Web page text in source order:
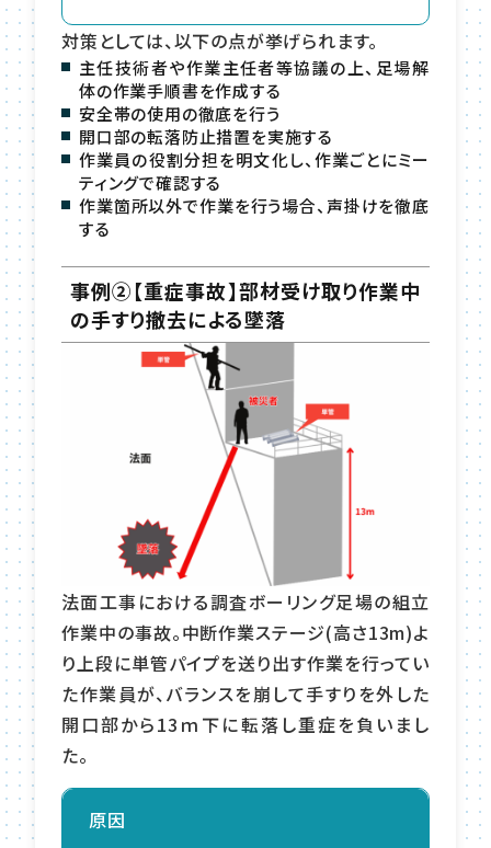
対策としては、以下の点が挙げられます。
主任技術者や作業主任者等協議の上、足場解
体の作業手順書を作成する
安全帯の使用の徹底を行う
開口部の転落防止措置を実施する
作業員の役割分担を明文化し、作業ごとにミー
ティングで確認する
作業箇所以外で作業を行う場合、声掛けを徹底
する
事例②【重症事故】部材受け取り作業中
の手すり撤去による墜落
法面工事における調査ボーリング足場の組立
作業中の事故。中断作業ステージ(高さ13m)よ
り上段に単管パイプを送り出す作業を行ってい
た作業員が、バランスを崩して手すりを外した
開口部から13ｍ下に転落し重症を負いまし
た。
原因